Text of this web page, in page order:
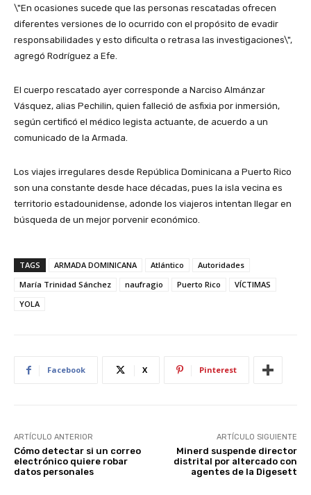
\"En ocasiones sucede que las personas rescatadas ofrecen
diferentes versiones de lo ocurrido con el propósito de evadir
responsabilidades y esto dificulta o retrasa las investigaciones\",
agregó Rodríguez a Efe.
El cuerpo rescatado ayer corresponde a Narciso Almánzar
Vásquez, alias Pechilin, quien falleció de asfixia por inmersión,
según certificó el médico legista actuante, de acuerdo a un
comunicado de la Armada.
Los viajes irregulares desde República Dominicana a Puerto Rico
son una constante desde hace décadas, pues la isla vecina es
territorio estadounidense, adonde los viajeros intentan llegar en
búsqueda de un mejor porvenir económico.
TAGS ARMADA DOMINICANA Atlántico
Autoridades
María Trinidad Sánchez
naufragio Puerto Rico
VÍCTIMAS
YOLA
Facebook X Pinterest
ARTÍCULO ANTERIOR
Cómo detectar si un correo
electrónico quiere robar
datos personales
ARTÍCULO SIGUIENTE
Minerd suspende director
distrital por altercado con
agentes de la Digesett